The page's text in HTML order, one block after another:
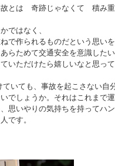
とは 奇跡じゃなくて 積み
ではなく、
で作られるものだという思い
らためて交通安全を意識した
いただけたら嬉しいなと思っ
いても、事故を起こさない自
でしょうか。それはこれまで
思いやりの気持ちを持ってハ
です。